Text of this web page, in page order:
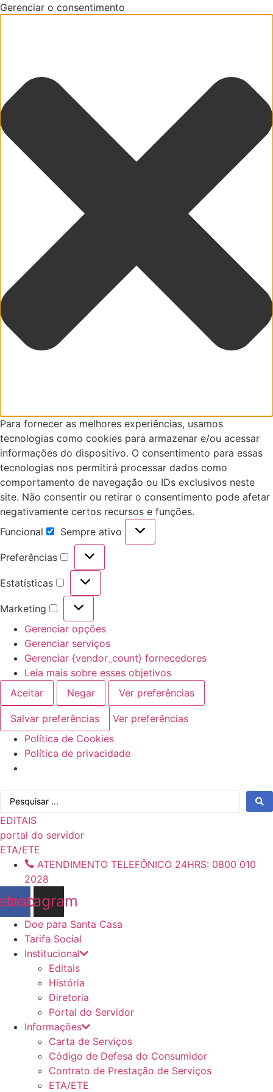
Gerenciar o consentimento
Para fornecer as melhores experiências, usamos
tecnologias como cookies para armazenar e/ou acessar
informações do dispositivo. O consentimento para essas
tecnologias nos permitirá processar dados como
comportamento de navegação ou IDs exclusivos neste
site. Não consentir ou retirar o consentimento pode afetar
negativamente certos recursos e funções.
Funcional
Funcional
Sempre ativo
Preferências
Preferências
Estatísticas
Estatísticas
Marketing
Marketing
Gerenciar opções
Gerenciar serviços
Gerenciar {vendor_count} fornecedores
Leia mais sobre esses objetivos
Aceitar
Negar Ver preferências
Salvar preferências
Ver preferências
Política de Cookies
Política de privacidade
para
o
conteúdo
Pesquisar
EDITAIS
portal do servidor
ETA/ETE
ATENDIMENTO TELEFÔNICO 24HRS: 0800 010
2028
Instagram
Doe para Santa Casa
Tarifa Social
Institucional
Editais
História
Diretoria
Portal do Servidor
Informações
Carta de Serviços
Código de Defesa do Consumidor
Contrato de Prestação de Serviços
ETA/ETE